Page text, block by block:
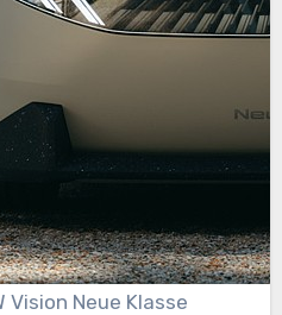
Vision Neue Klasse